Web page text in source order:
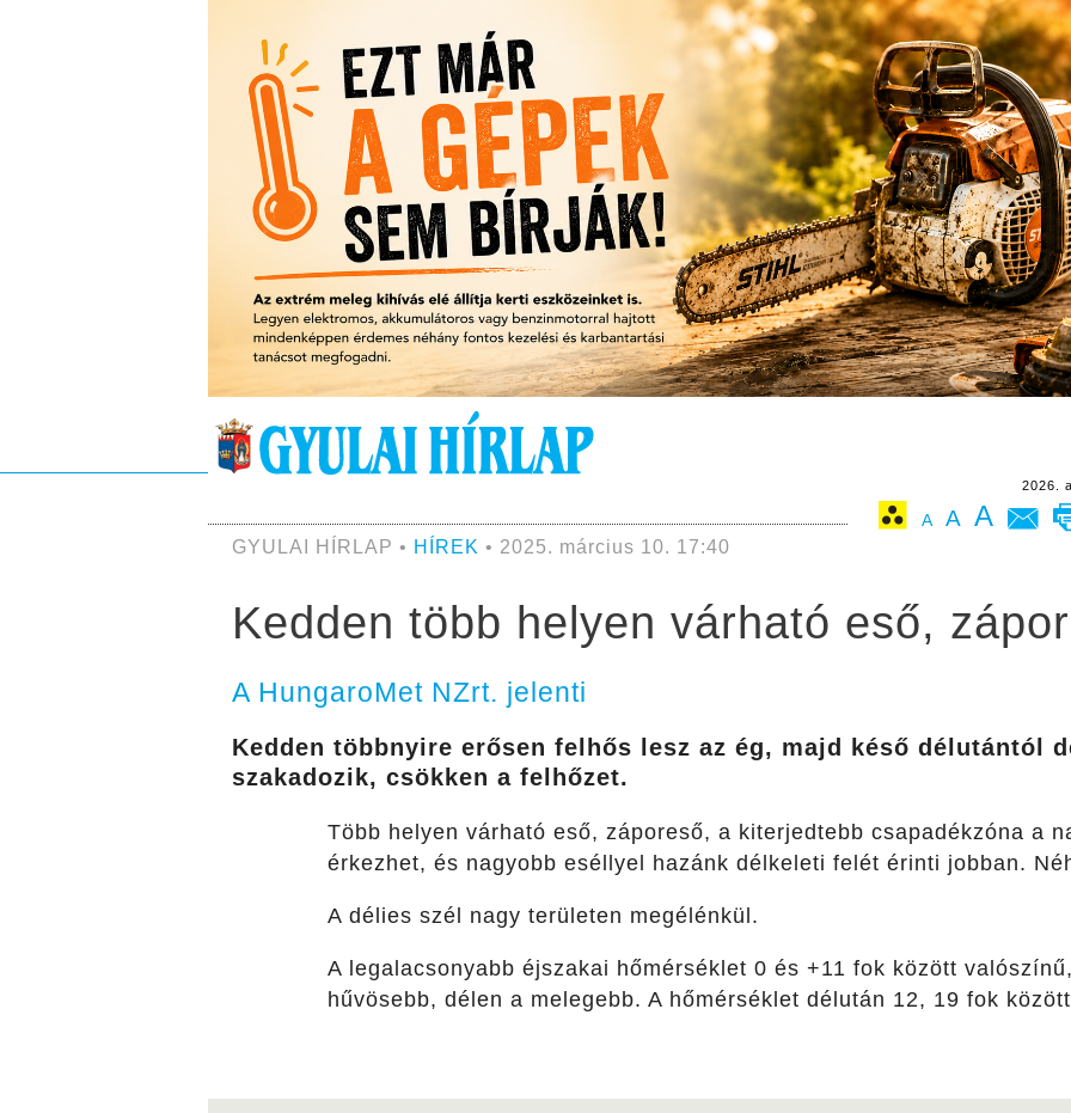
2026.
A A A
GYULAI HÍRLAP • HÍREK • 2025. március 10. 17:40
Kedden több helyen várható eső,
A HungaroMet NZrt. jelenti
Kedden többnyire erősen felhős lesz az ég, majd késő délutántól
szakadozik, csökken a felhőzet.
Több helyen várható eső, záporeső, a kiterjedtebb csapadékzóna a
érkezhet, és nagyobb eséllyel hazánk délkeleti felét érinti jobban.
A délies szél nagy területen megélénkül.
A legalacsonyabb éjszakai hőmérséklet 0 és +11 fok között
hűvösebb, délen a melegebb. A hőmérséklet délután 12, 19 fok